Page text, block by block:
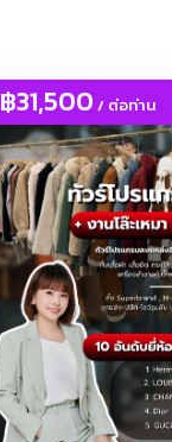
฿31,500 / ต่อท่าน